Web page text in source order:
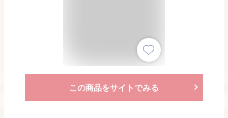
この商品をサイトでみる